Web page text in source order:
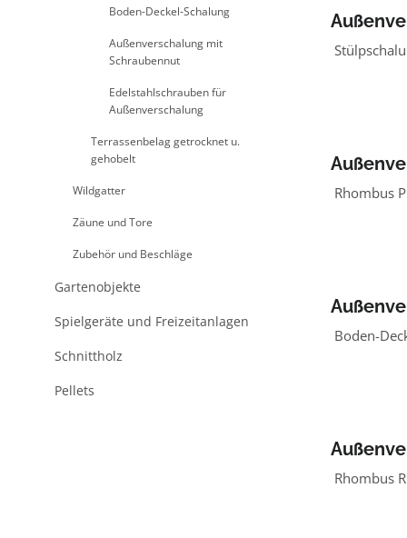
Boden-Deckel-Schalung
Außenverschalung mit
Schraubennut
Edelstahlschrauben für
Außenverschalung
Terrassenbelag getrocknet u.
gehobelt
Wildgatter
Zäune und Tore
Zubehör und Beschläge
Gartenobjekte
Spielgeräte und Freizeitanlagen
Schnittholz
Pellets
Lärche/
Lärche/
Rhombus
Lärche/
Boden-
Lärche/
Rhombus